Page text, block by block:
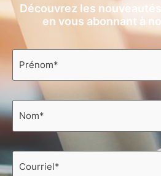
Découvrez les
en vous abonnant à
Prénom
Nom
Courriel